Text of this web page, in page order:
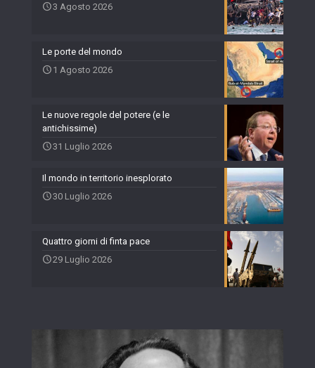
3 Agosto 2026
Le porte del mondo
1 Agosto 2026
Le nuove regole del potere (e le
antichissime)
31 Luglio 2026
Il mondo in territorio inesplorato
30 Luglio 2026
Quattro giorni di finta pace
29 Luglio 2026